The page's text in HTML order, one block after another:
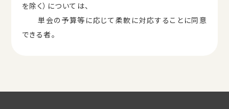
を除く）については、
単会の予算等に応じて柔軟に対応することに同意
できる者。